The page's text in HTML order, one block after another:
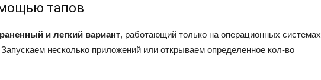
тапов
и легкий вариант, работающий только на операционных системах
Запускаем несколько приложений или открываем определенное кол-во